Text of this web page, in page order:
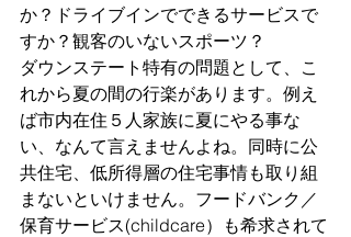
か？ドライブインでできるサービスで
すか？観客のいないスポーツ？
ダウンステート特有の問題として、こ
れから夏の間の行楽があります。例え
ば市内在住５人家族に夏にやる事な
い、なんて言えませんよね。同時に公
共住宅、低所得層の住宅事情も取り組
まないといけません。フードバンク／
保育サービス(childcare）も希求されて